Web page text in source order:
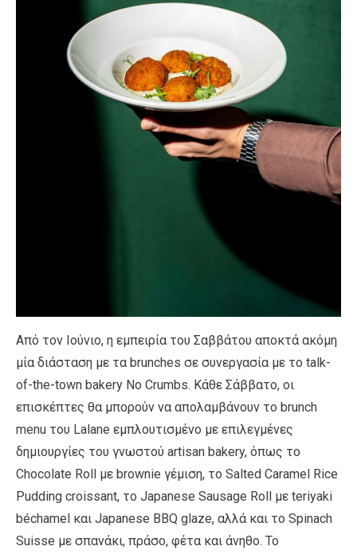
Από τον Ιούνιο, η εμπειρία του Σαββάτου αποκτά ακόμη
μία διάσταση με τα brunches σε συνεργασία με το talk-
of-the-town bakery No Crumbs. Κάθε Σάββατο, οι
επισκέπτες θα μπορούν να απολαμβάνουν το brunch
menu του Lalane εμπλουτισμένο με επιλεγμένες
δημιουργίες του γνωστού artisan bakery, όπως το
Chocolate Roll με brownie γέμιση, το Salted Caramel Rice
Pudding croissant, το Japanese Sausage Roll με teriyaki
béchamel και Japanese BBQ glaze, αλλά και το Spinach
Suisse με σπανάκι, πράσο, φέτα και άνηθο. Το